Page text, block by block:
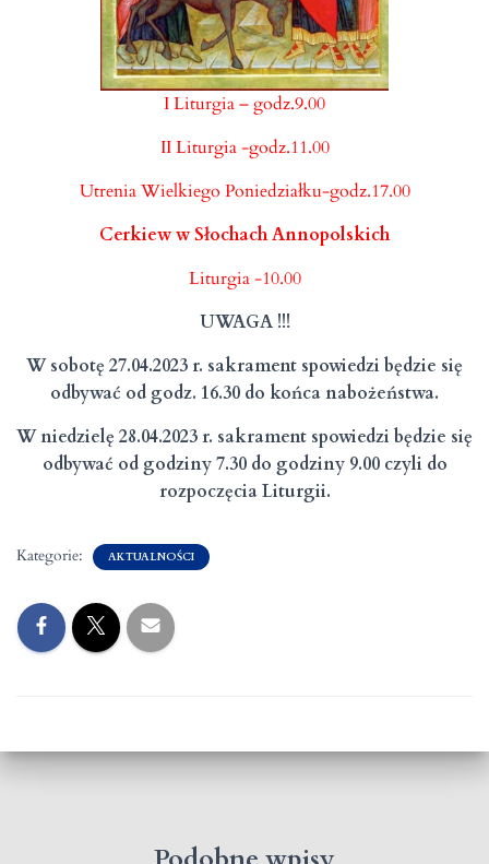
I Liturgia – godz.9.00
II Liturgia -godz.11.00
Utrenia Wielkiego Poniedziałku-godz.17.00
Cerkiew w Słochach Annopolskich
Liturgia -10.00
UWAGA !!!
W sobotę 27.04.2023 r. sakrament spowiedzi będzie się
odbywać od godz. 16.30 do końca nabożeństwa.
W niedzielę 28.04.2023 r. sakrament spowiedzi będzie się
odbywać od godziny 7.30 do godziny 9.00 czyli do
rozpoczęcia Liturgii.
Kategorie: AKTUALNOŚCI